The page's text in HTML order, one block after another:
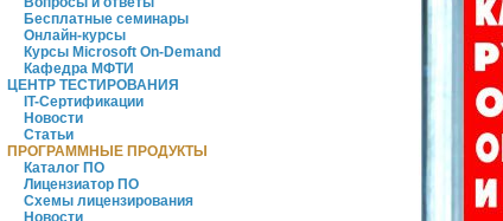
Бесплатные семинары
Онлайн-курсы
Курсы Microsoft On-Demand
Кафедра МФТИ
ЦЕНТР ТЕСТИРОВАНИЯ
IT-Сертификации
Новости
Статьи
ПРОГРАММНЫЕ ПРОДУКТЫ
Каталог ПО
Лицензиатор ПО
Схемы лицензирования
Новости